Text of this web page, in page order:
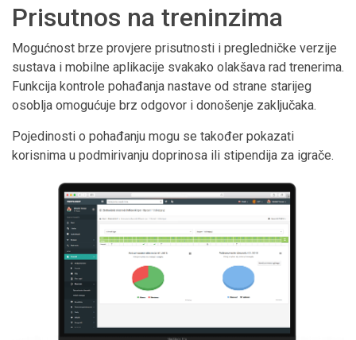
Prisutnos na treninzima
Mogućnost brze provjere prisutnosti i pregledničke verzije
sustava i mobilne aplikacije svakako olakšava rad trenerima.
Funkcija kontrole pohađanja nastave od strane starijeg
osoblja omogućuje brz odgovor i donošenje zaključaka.
Pojedinosti o pohađanju mogu se također pokazati
korisnima u podmirivanju doprinosa ili stipendija za igrače.